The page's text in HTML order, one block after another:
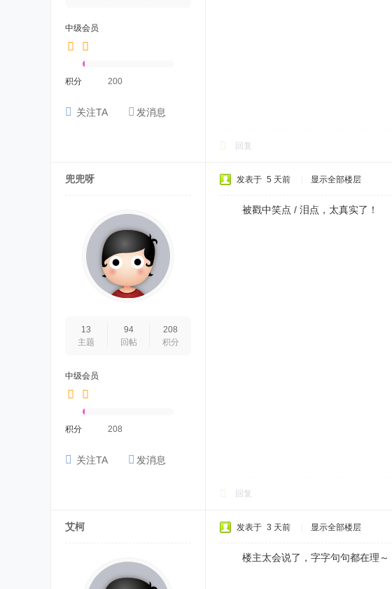
中级会员
积分 200
关注TA 发消息
回复
兜兜呀
13
主题
94
回帖
208
积分
中级会员
积分 208
关注TA 发消息
发表于 5 天前 显示全部楼层
被戳中笑点 / 泪点，太真实了！
回复
艾柯 发表于 3 天前 显示全部楼层
楼主太会说了，字字句句都在理～